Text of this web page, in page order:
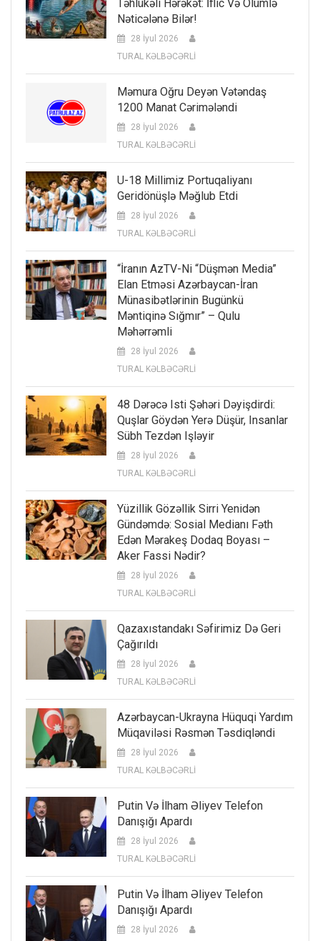
Təhlükəli Hərəkət: İflic Və Ölümlə
Nəticələnə Bilər!
28 İyul 2026
TURAL KƏLBƏCƏRLİ
Məmura Oğru Deyən Vətəndaş
1200 Manat Cərimələndi
28 İyul 2026
TURAL KƏLBƏCƏRLİ
U-18 Millimiz Portuqaliyanı
Geridönüşlə Məğlub Etdi
28 İyul 2026
TURAL KƏLBƏCƏRLİ
“İranın AzTV-Ni “düşmən Media”
Elan Etməsi Azərbaycan-İran
Münasibətlərinin Bugünkü
Məntiqinə Sığmır” – Qulu
Məhərrəmli
28 İyul 2026
TURAL KƏLBƏCƏRLİ
48 Dərəcə Isti Şəhəri Dəyişdirdi:
Quşlar Göydən Yerə Düşür, Insanlar
Sübh Tezdən Işləyir
28 İyul 2026
TURAL KƏLBƏCƏRLİ
Yüzillik Gözəllik Sirri Yenidən
Gündəmdə: Sosial Medianı Fəth
Edən Mərakeş Dodaq Boyası –
Aker Fassi Nədir?
28 İyul 2026
TURAL KƏLBƏCƏRLİ
Qazaxıstandakı Səfirimiz Də Geri
Çağırıldı
28 İyul 2026
TURAL KƏLBƏCƏRLİ
Azərbaycan-Ukrayna Hüquqi Yardım
Müqaviləsi Rəsmən Təsdiqləndi
28 İyul 2026
TURAL KƏLBƏCƏRLİ
Putin Və İlham Əliyev Telefon
Danışığı Apardı
28 İyul 2026
TURAL KƏLBƏCƏRLİ
Putin Və İlham Əliyev Telefon
Danışığı Apardı
28 İyul 2026